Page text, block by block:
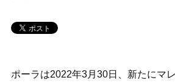
ポーラは2022年3月30日、新たにマ